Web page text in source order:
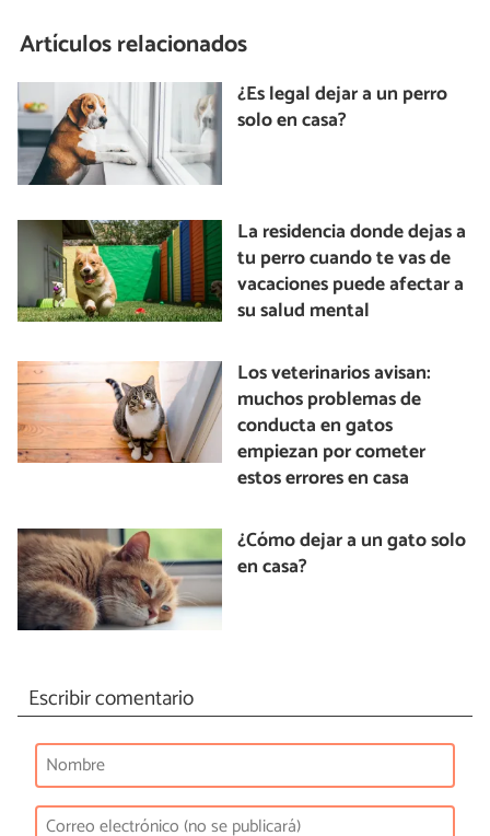
Artículos relacionados
¿Es legal dejar a un perro
solo en casa?
La residencia donde dejas a
tu perro cuando te vas de
vacaciones puede afectar a
su salud mental
Los veterinarios avisan:
muchos problemas de
conducta en gatos
empiezan por cometer
estos errores en casa
¿Cómo dejar a un gato solo
en casa?
Escribir comentario